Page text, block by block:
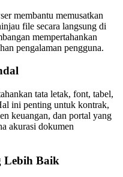
membantu memusatkan
file secara langsung di
mempertahankan
pengalaman pengguna.
tata letak, font, tabel,
ini penting untuk kontrak,
keuangan, dan portal yang
akurasi dokumen
Lebih Baik